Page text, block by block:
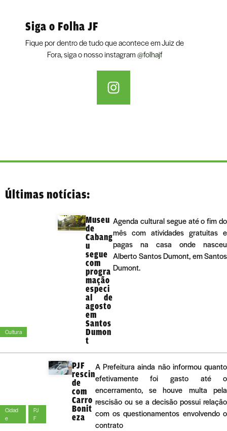
Siga o Folha JF
Fique por dentro de tudo que acontece em Juiz de
Fora, siga o nosso instagram@folhajf
Últimas notícias:
Cultura
Museu
de
Cabang
u
segue
com
progra
mação
especi
al de
agosto
em
Santos
Dumon
t
Agenda cultural segue até o fim do
mês com atividades gratuitas e
pagas na casa onde nasceu
Alberto Santos Dumont, em Santos
Dumont.
Cidad
e
PJ
F
PJF
rescin
de
com
Carro
Bonit
eza
A Prefeitura ainda não informou quanto
efetivamente foi gasto até o
encerramento, se houve multa pela
rescisão ou se a decisão possui relação
com os questionamentos envolvendo o
contrato